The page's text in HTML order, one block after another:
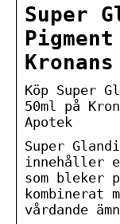
Super
Köp Super
50ml på
Apotek
Super
innehåller
som bleker
kombinerat
vårdande